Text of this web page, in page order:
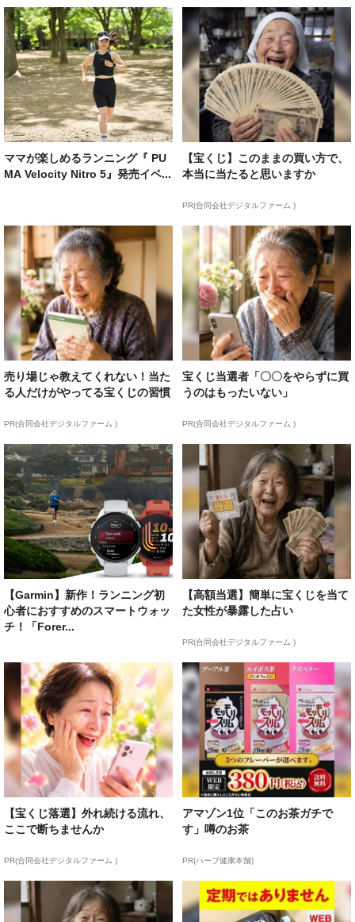
ママが楽しめるランニング『 PU
MA Velocity Nitro 5』発売イベ...
【宝くじ】このままの買い方で、
本当に当たると思いますか
PR(合同会社デジタルファーム )
売り場じゃ教えてくれない！当た
る人だけがやってる宝くじの習慣
PR(合同会社デジタルファーム )
宝くじ当選者「〇〇をやらずに買
うのはもったいない」
PR(合同会社デジタルファーム )
【Garmin】新作！ランニング初
心者におすすめのスマートウォッ
チ！「Forer...
【高額当選】簡単に宝くじを当て
た女性が暴露した占い
PR(合同会社デジタルファーム )
【宝くじ落選】外れ続ける流れ、
ここで断ちませんか
PR(合同会社デジタルファーム )
アマゾン1位「このお茶ガチで
す」噂のお茶
PR(ハーブ健康本舗)